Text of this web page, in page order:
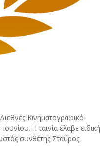
Κινηματογραφικό
Η ταινία έλαβε ειδική
συνθέτης Σταύρος